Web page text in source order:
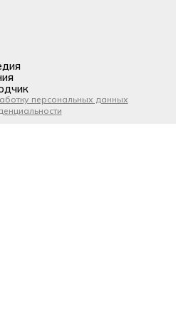
персональных данных